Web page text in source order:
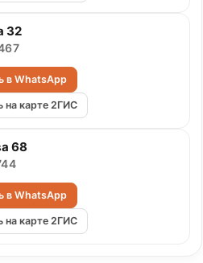
32
в WhatsApp
на карте 2ГИС
68
в WhatsApp
на карте 2ГИС